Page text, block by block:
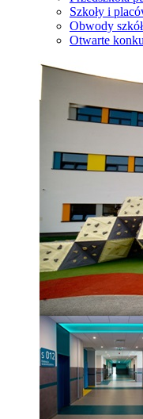
Szkoły i
Obwody
Otwarte